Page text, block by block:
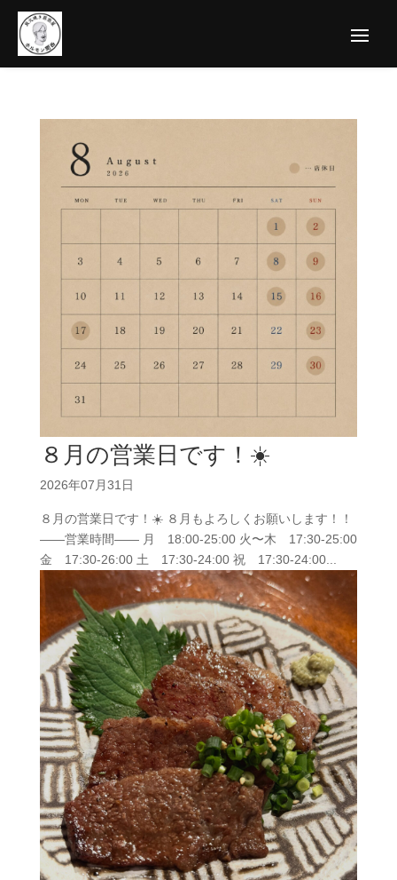
８月の営業日です！☀️
2026年07月31日
８月の営業日です！☀️ ８月もよろしくお願いします！！
——営業時間—— 月 18:00-25:00 火〜木 17:30-25:00
金 17:30-26:00 土 17:30-24:00 祝 17:30-24:00...